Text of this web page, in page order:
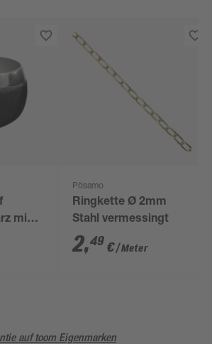
mit
x
Pösamo
Ringkette Ø 2mm
Stahl vermessingt
2,49 €/ Meter
auf toom Eigenmarken